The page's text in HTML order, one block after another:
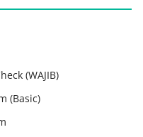
(WAJIB)
(Basic)